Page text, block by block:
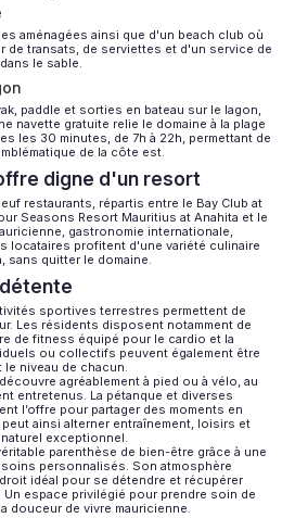
aménagées ainsi que d'un beach club où
de transats, de serviettes et d'un service de
le sable.
paddle et sorties en bateau sur le lagon,
navette gratuite relie le domaine à la plage
les 30 minutes, de 7h à 22h, permettant de
de la côte est.
digne d'un resort
restaurants, répartis entre le Bay Club at
Seasons Resort Mauritius at Anahita et le
gastronomie internationale,
locataires profitent d'une variété culinaire
sans quitter le domaine.
sportives terrestres permettent de
Les résidents disposent notamment de
de fitness équipé pour le cardio et la
ou collectifs peuvent également être
niveau de chacun.
agréablement à pied ou à vélo, au
entretenus. La pétanque et diverses
l’offre pour partager des moments en
ainsi alterner entraînement, loisirs et
exceptionnel.
parenthèse de bien-être grâce à une
personnalisés. Son atmosphère
idéal pour se détendre et récupérer
Un espace privilégié pour prendre soin de
douceur de vivre mauricienne.